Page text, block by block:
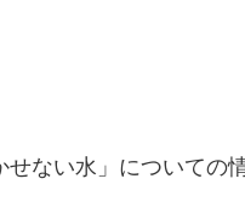
ない水」についての